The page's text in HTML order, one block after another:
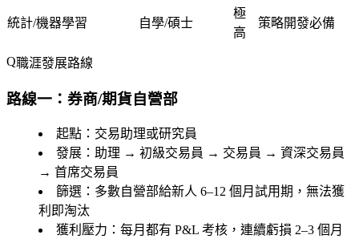
統計/機器學習 自學/碩士
極
高
策略開發必備
職涯發展路線
路線一：券商/期貨自營部
起點 ：交易助理或研究員
發展 ：助理 → 初級交易員 → 交易員 → 資深交易員
→ 首席交易員
篩選 ：多數自營部給新人 6–12 個月試用期，無法獲
利即淘汰
獲利壓力 ：每月都有 P&L 考核，連續虧損 2–3 個月